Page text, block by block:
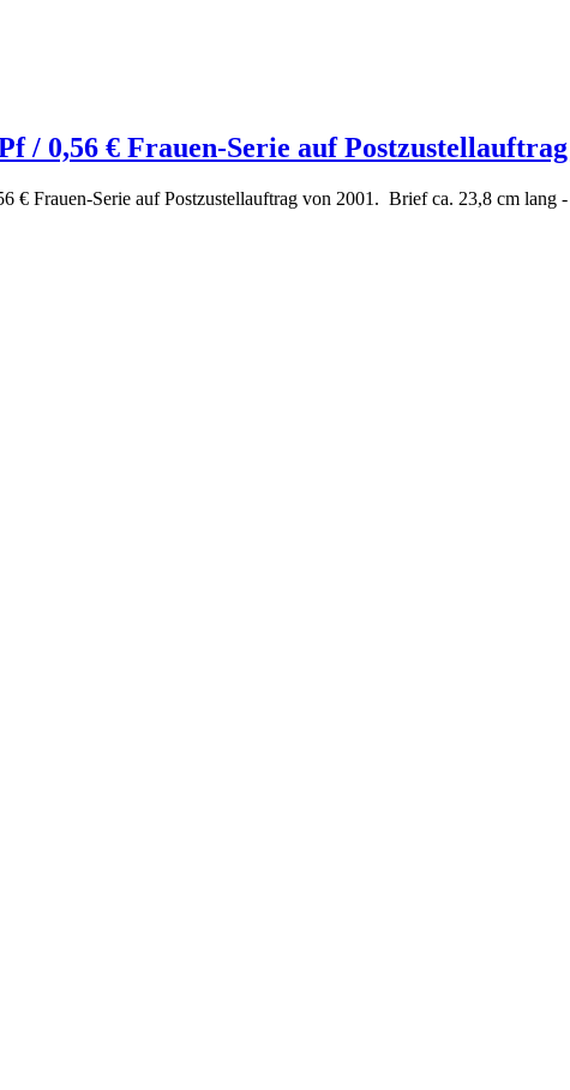
/ 0,56 € Frauen-Serie auf
€ Frauen-Serie auf Postzustellauftrag von 2001. Brief ca. 23,8 cm